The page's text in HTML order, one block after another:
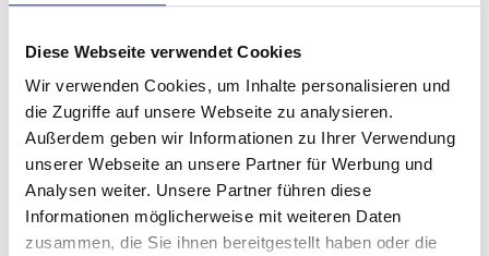
Diese Webseite verwendet Cookies
Wir verwenden Cookies, um Inhalte personalisieren und
die Zugriffe auf unsere Webseite zu analysieren.
Außerdem geben wir Informationen zu Ihrer Verwendung
unserer Webseite an unsere Partner für Werbung und
Analysen weiter. Unsere Partner führen diese
Informationen möglicherweise mit weiteren Daten
zusammen, die Sie ihnen bereitgestellt haben oder die
Höhe
ca. 45,00 cm
Farbe
Sonstige